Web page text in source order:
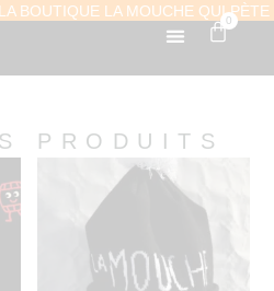
BOUTIQUE LA MOUCHE QUI PÈTE
0
PRODUITS